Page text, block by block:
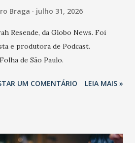
Braga julho 31, 2026
Resende, da Globo News. Foi
e produtora de Podcast.
de São Paulo.
UM COMENTÁRIO LEIA MAIS »